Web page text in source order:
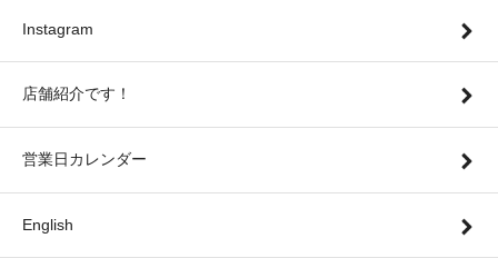
Instagram
店舗紹介です！
営業日カレンダー
English